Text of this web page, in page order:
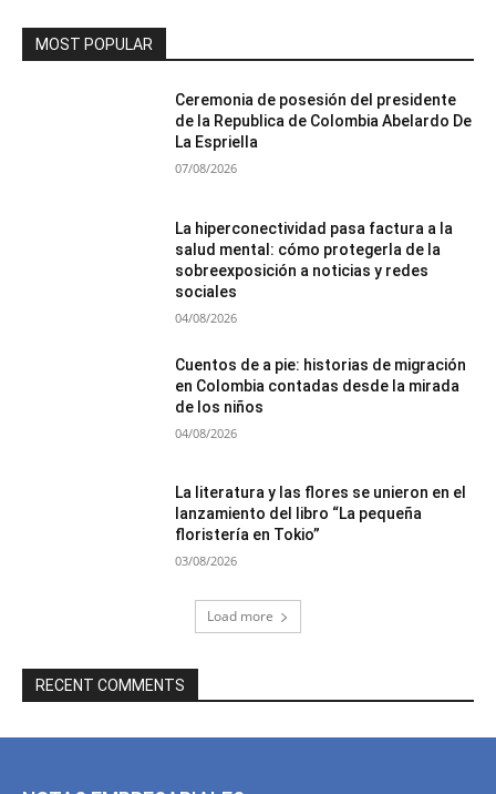
MOST POPULAR
Ceremonia de posesión del presidente
de la Republica de Colombia Abelardo De
La Espriella
07/08/2026
La hiperconectividad pasa factura a la
salud mental: cómo protegerla de la
sobreexposición a noticias y redes
sociales
04/08/2026
Cuentos de a pie: historias de migración
en Colombia contadas desde la mirada
de los niños
04/08/2026
La literatura y las flores se unieron en el
lanzamiento del libro “La pequeña
floristería en Tokio”
03/08/2026
Load more
RECENT COMMENTS